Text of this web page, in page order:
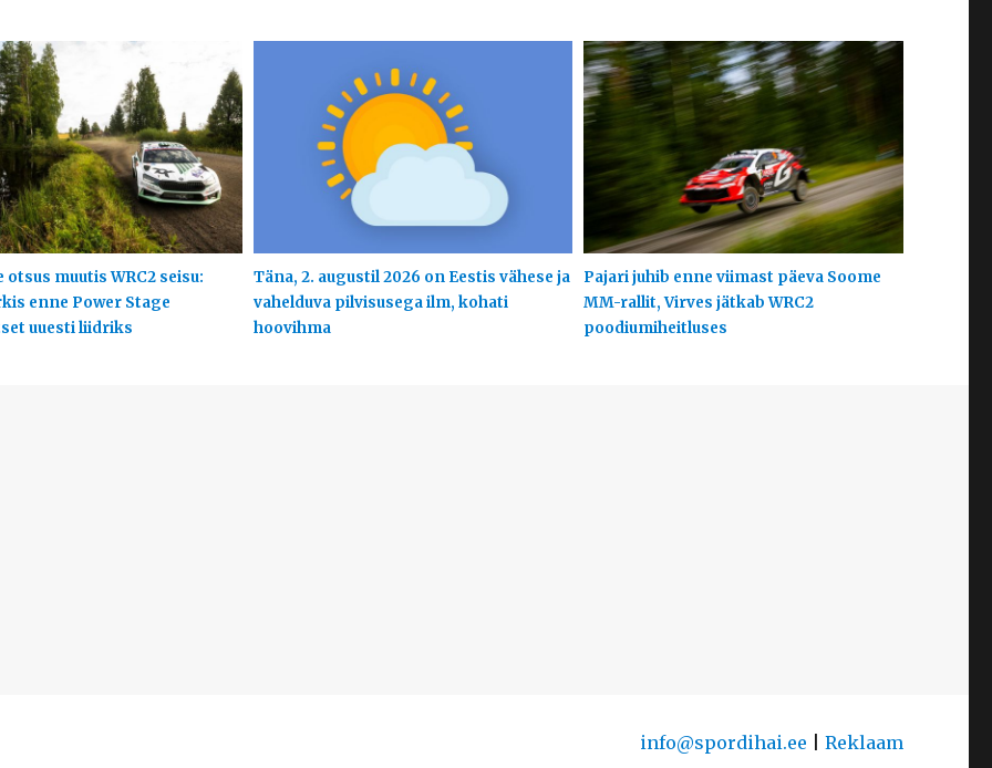
muutis WRC2 seisu:
enne Power Stage
uuesti liidriks
Täna, 2. augustil 2026 on Eestis vähese ja
vahelduva pilvisusega ilm, kohati
hoovihma
Pajari juhib enne viimast päeva Soome
MM-rallit, Virves jätkab WRC2
poodiumiheitluses
info@spordihai.ee Reklaam